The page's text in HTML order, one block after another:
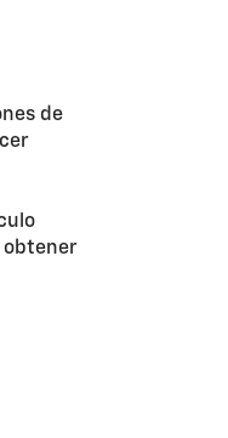
de
obtener